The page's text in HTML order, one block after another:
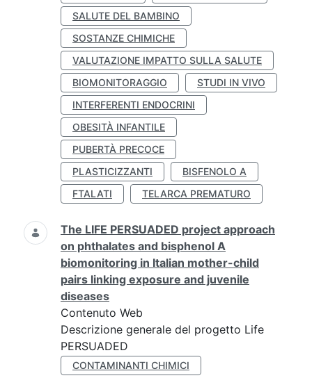
SALUTE DEL BAMBINO
SOSTANZE CHIMICHE
VALUTAZIONE IMPATTO SULLA SALUTE
BIOMONITORAGGIO
STUDI IN VIVO
INTERFERENTI ENDOCRINI
OBESITÀ INFANTILE
PUBERTÀ PRECOCE
PLASTICIZZANTI
BISFENOLO A
FTALATI
TELARCA PREMATURO
The LIFE PERSUADED project approach
on phthalates and bisphenol A
biomonitoring in Italian mother-child
pairs linking exposure and juvenile
diseases
Contenuto Web
Descrizione generale del progetto Life
PERSUADED
CONTAMINANTI CHIMICI